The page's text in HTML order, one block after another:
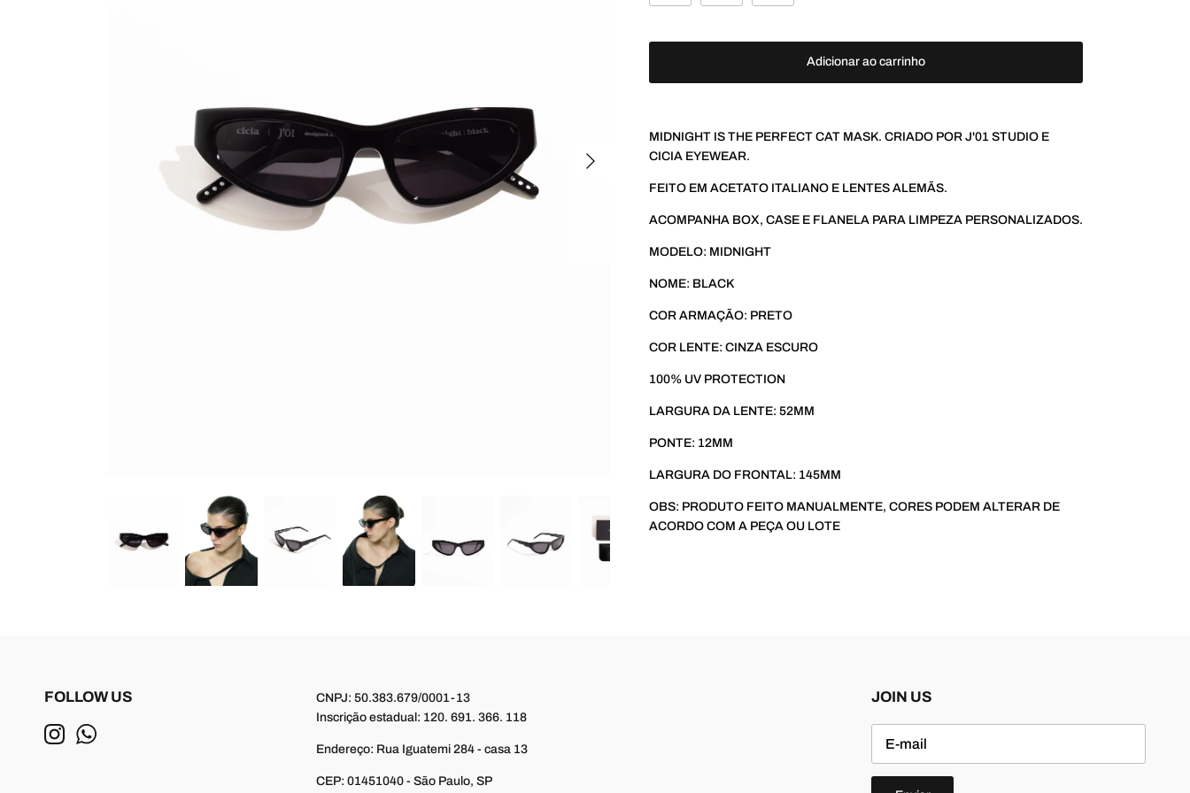
Adicionar ao carrinho
MIDNIGHT IS THE PERFECT CAT MASK. CRIADO POR J'01 STUDIO E
CICIA EYEWEAR.
FEITO EM ACETATO ITALIANO E LENTES ALEMÃS.
ACOMPANHA BOX, CASE E FLANELA PARA LIMPEZA PERSONALIZADOS.
MODELO: MIDNIGHT
NOME: BLACK
COR ARMAÇÃO: PRETO
COR LENTE: CINZA ESCURO
100% UV PROTECTION
LARGURA DA LENTE: 52MM
PONTE: 12MM
LARGURA DO FRONTAL: 145MM
OBS: PRODUTO FEITO MANUALMENTE, CORES PODEM ALTERAR DE
ACORDO COM A PEÇA OU LOTE
FOLLOW US
CNPJ: 50.383.679/0001-13
Inscrição estadual: 120. 691. 366. 118
Endereço: Rua Iguatemi 284 - casa 13
CEP: 01451040 - São Paulo, SP
JOIN US